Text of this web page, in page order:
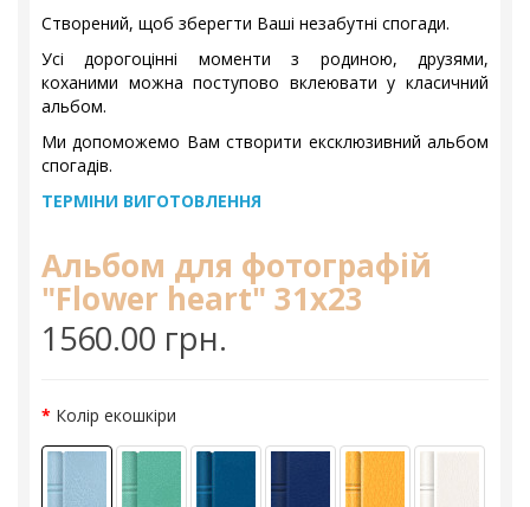
Створений, щоб зберегти Ваші незабутні спогади.
Усі дорогоцінні моменти з родиною, друзями,
коханими можна поступово вклеювати у класичний
альбом.
Ми допоможемо Вам створити ексклюзивний альбом
спогадів.
ТЕРМІНИ ВИГОТОВЛЕННЯ
Альбом для фотографій
"Flower heart" 31х23
1560.00 грн.
Колір екошкіри